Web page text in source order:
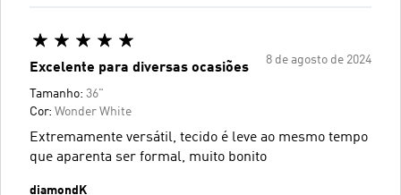
8 de agosto de 2024
Excelente para diversas ocasiões
Tamanho: 36"
Cor: Wonder White
Extremamente versátil, tecido é leve ao mesmo tempo
que aparenta ser formal, muito bonito
diamondK